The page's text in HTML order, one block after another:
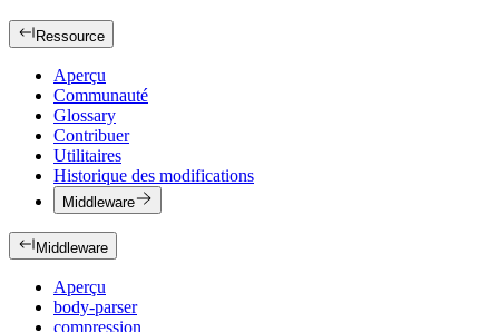
Ressource
Aperçu
Communauté
Glossary
Contribuer
Utilitaires
Historique des modifications
Middleware
Middleware
Aperçu
body-parser
compression